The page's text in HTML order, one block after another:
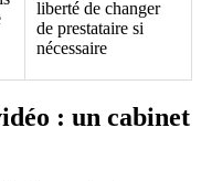
liberté de changer
de prestataire si
nécessaire
: un cabinet